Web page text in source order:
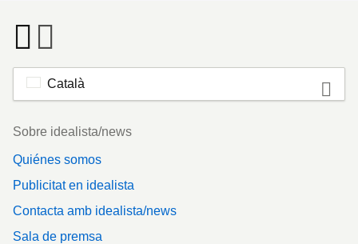
Català
Footer
Sobre idealista/news
Quiénes somos
Publicitat en idealista
Contacta amb idealista/news
Sala de premsa